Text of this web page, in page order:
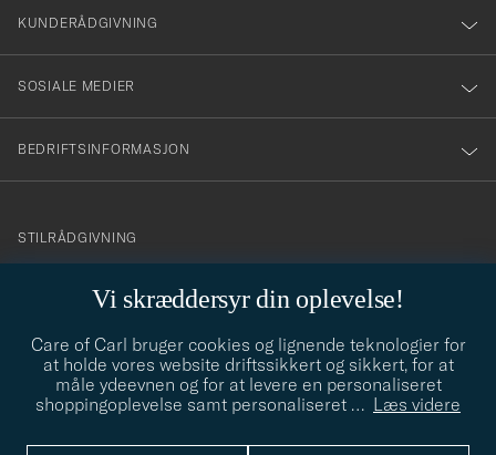
Vi skræddersyr din oplevelse!
Care of Carl bruger cookies og lignende teknologier for
at holde vores website driftssikkert og sikkert, for at
måle ydeevnen og for at levere en personaliseret
shoppingoplevelse samt personaliseret … Læs videre
nyhetsbrev!
KUNDERÅDGIVNING
SOSIALE MEDIER
BEDRIFTSINFORMASJON
info@careofcarl.no
STILRÅDGIVNING
STILRÅDGIVNING
© Care of Carl 2026